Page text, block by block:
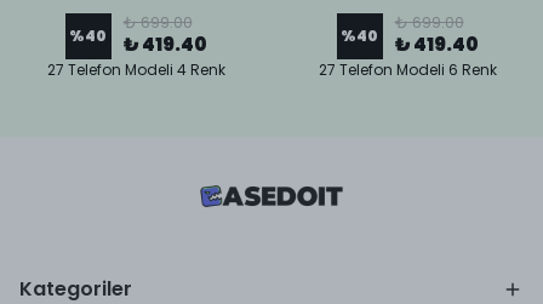
%40
₺ 699.00
₺ 419.40
27 Telefon Modeli 4 Renk
%40
₺ 699.00
₺ 419.40
27 Telefon Modeli 6 Renk
Kategoriler